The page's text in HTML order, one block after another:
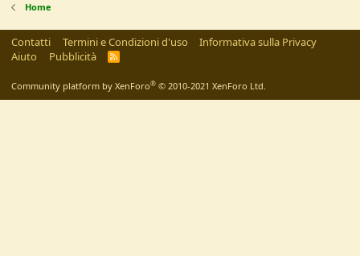
Home
Contatti Termini e Condizioni d'uso
Informativa sulla Privacy
Aiuto
Pubblicità
R
Community platform by XenForo® © 2010-2021 XenForo Ltd.